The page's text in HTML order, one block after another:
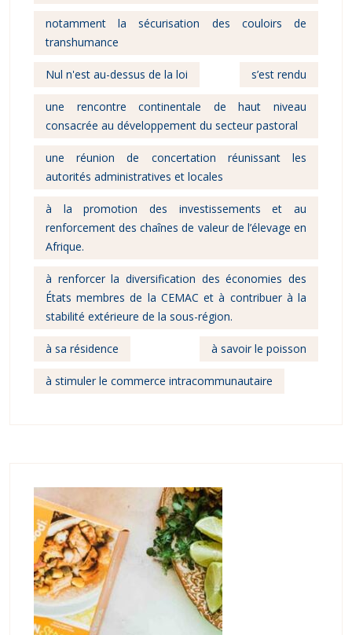
notamment la sécurisation des couloirs de
transhumance
Nul n'est au-dessus de la loi s’est rendu
une rencontre continentale de haut niveau
consacrée au développement du secteur pastoral
une réunion de concertation réunissant les
autorités administratives et locales
à la promotion des investissements et au
renforcement des chaînes de valeur de l’élevage en
Afrique.
à renforcer la diversification des économies des
États membres de la CEMAC et à contribuer à la
stabilité extérieure de la sous-région.
à sa résidence à savoir le poisson
à stimuler le commerce intracommunautaire